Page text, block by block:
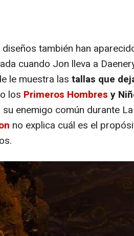
también han
cuando Jon lleva a
le muestra las tallas que
los Primeros Hombres y
enemigo común durante
no explica cuál es el